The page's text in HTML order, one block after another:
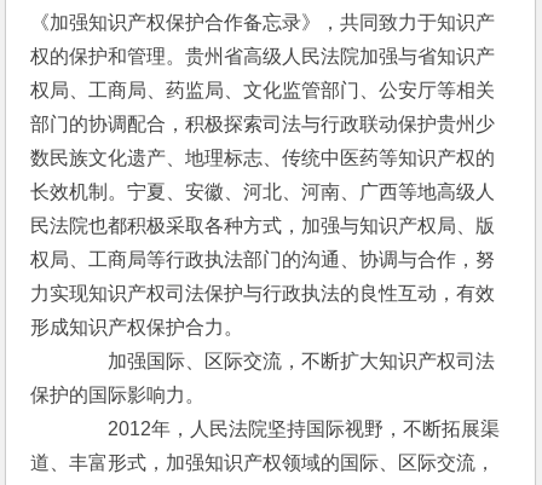
《加强知识产权保护合作备忘录》，共同致力于知识产
权的保护和管理。贵州省高级人民法院加强与省知识产
权局、工商局、药监局、文化监管部门、公安厅等相关
部门的协调配合，积极探索司法与行政联动保护贵州少
数民族文化遗产、地理标志、传统中医药等知识产权的
长效机制。宁夏、安徽、河北、河南、广西等地高级人
民法院也都积极采取各种方式，加强与知识产权局、版
权局、工商局等行政执法部门的沟通、协调与合作，努
力实现知识产权司法保护与行政执法的良性互动，有效
形成知识产权保护合力。
加强国际、区际交流，不断扩大知识产权司法
保护的国际影响力。
2012年，人民法院坚持国际视野，不断拓展渠
道、丰富形式，加强知识产权领域的国际、区际交流，